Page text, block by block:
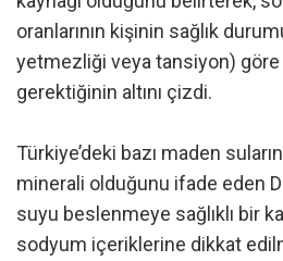
oranlarının kişinin sağlık
yetmezliği veya tansiyon)
gerektiğinin altını çizdi.
Türkiye’deki bazı maden
minerali olduğunu ifade eden
suyu beslenmeye sağlıklı bir
sodyum içeriklerine dikkat